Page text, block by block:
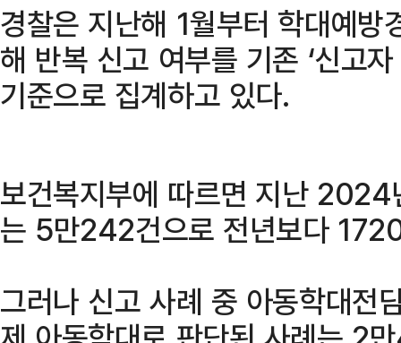
경찰은 지난해 1월부터 학대예
해 반복 신고 여부를 기존 ‘신고자
기준으로 집계하고 있다.
보건복지부에 따르면 지난
는 5만242건으로 전년보다
그러나 신고 사례 중 아동학대전